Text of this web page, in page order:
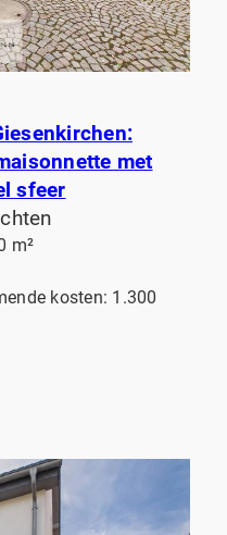
met
sfeer
m²
kosten: 1.300